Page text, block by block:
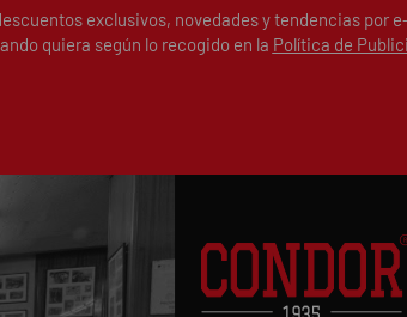
exclusivos, novedades y tendencias por
quiera según lo recogido en la Política de